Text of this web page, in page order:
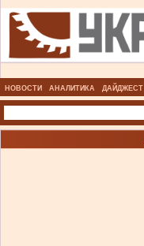
НОВОСТИ АНАЛИТИКА ДАЙДЖЕСТ